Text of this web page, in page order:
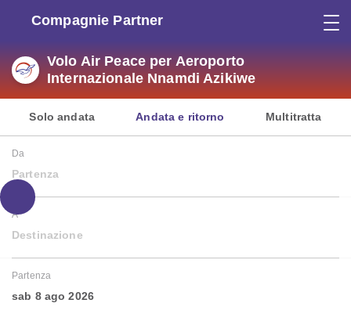
Compagnie Partner
Volo Air Peace per Aeroporto
Internazionale Nnamdi Azikiwe
Solo andata Andata e ritorno Multitratta
Da
Partenza
A
Destinazione
Partenza
sab 8 ago 2026